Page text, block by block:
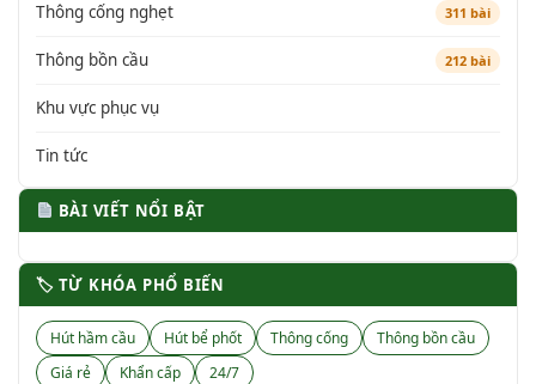
Thông cống nghẹt 311 bài
Thông bồn cầu 212 bài
Khu vực phục vụ
Tin tức
BÀI VIẾT NỔI BẬT
🏷 TỪ KHÓA PHỔ BIẾN
Hút hầm cầu Hút bể phốt Thông cống
Thông bồn cầu
Giá rẻ
Khẩn cấp 24/7